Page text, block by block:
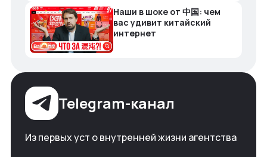
Наши в шоке от 中国: чем
вас удивит китайский
интернет
Telegram-канал
Из первых уст о внутренней жизни агентства